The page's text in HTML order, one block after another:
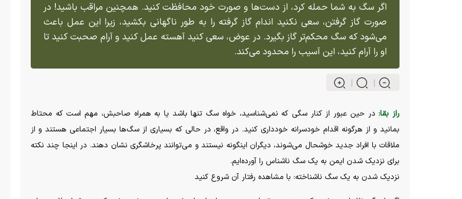
اگر سگ به شما حمله کرد، از دست‌ها و صورت خود محافظت کنید. همچنین مراقب باشید! در
صورت گاز گرفتن، سعی نکنید اندام گاز گرفته را به طور ناگهانی بکشید، زیرا این عمل باعث
می‌شود که سگ محکم‌تر گاز بگیرد. در عوض، سعی کنید آهسته عمل کنید و آرام صحبت کنید تا
او را آرام کنید، این آسیب را محدود می‌کند.
راز بقا: در حین عبور از کنار سگی که نمی‌شناسید، خواه سگ تنها باشد یا به همراه صاحبش، مهم است که محتاط
بمانید و از هرگونه اقدام خودسرانه خودداری کنید. در واقع، در حالی که بسیاری از سگ‌ها بسیار اجتماعی هستند و از
ملاقات با افراد جدید خوشحال می‌شوند، دیگران اینگونه نیستند و می‌توانند پرخاشگری نشان دهند. در اینجا چند نکته
برای نزدیک شدن ایمن به یک سگ ناشناس را آورده‌ایم.
نزدیک شدن به یک سگ ناشناخته: با مشاهده رفتار آن شروع کنید